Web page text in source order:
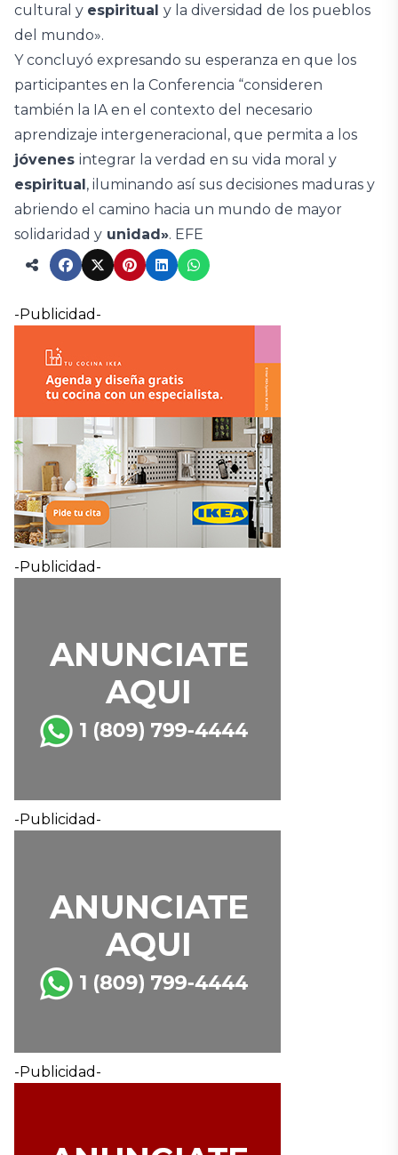
cultural y espiritual y la diversidad de los pueblos
del mundo».
Y concluyó expresando su esperanza en que los
participantes en la Conferencia “consideren
también la IA en el contexto del necesario
aprendizaje intergeneracional, que permita a los
jóvenes integrar la verdad en su vida moral y
espiritual, iluminando así sus decisiones maduras y
abriendo el camino hacia un mundo de mayor
solidaridad y unidad». EFE
-Publicidad-
-Publicidad-
-Publicidad-
-Publicidad-